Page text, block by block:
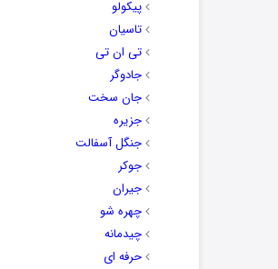
پیکولو
تاسیان
تی ان تی
جادوگر
جان سخت
جزیره
جنگل آسفالت
جوکر
جیران
چهره شو
چیدمانه
حرفه ای